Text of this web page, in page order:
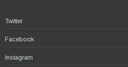
Twitter
Facebook
Instagram